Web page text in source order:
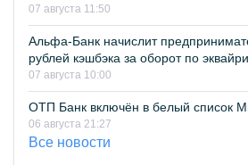
07 августа 11:50
Альфа-Банк начислит
рублей кэшбэка за оборот по
07 августа 10:00
ОТП Банк включён в белый список
06 августа 21:27
Все новости